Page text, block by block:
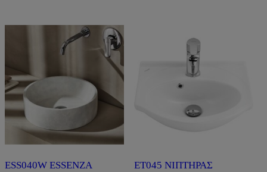
ESS040W ESSENZA
ET045 ΝΙΠΤΗΡΑΣ